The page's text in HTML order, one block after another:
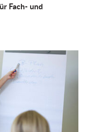
Fach-­ und